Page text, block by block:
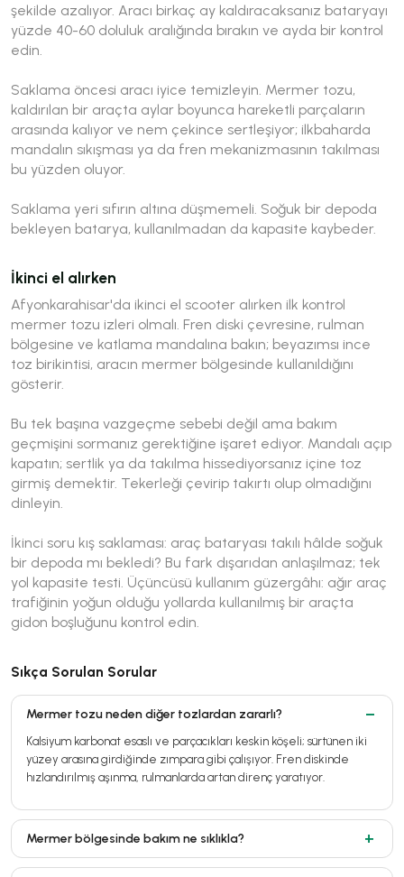
şekilde azalıyor. Aracı birkaç ay kaldıracaksanız bataryayı
yüzde 40-60 doluluk aralığında bırakın ve ayda bir kontrol
edin.
Saklama öncesi aracı iyice temizleyin. Mermer tozu,
kaldırılan bir araçta aylar boyunca hareketli parçaların
arasında kalıyor ve nem çekince sertleşiyor; ilkbaharda
mandalın sıkışması ya da fren mekanizmasının takılması
bu yüzden oluyor.
Saklama yeri sıfırın altına düşmemeli. Soğuk bir depoda
bekleyen batarya, kullanılmadan da kapasite kaybeder.
İkinci el alırken
Afyonkarahisar'da ikinci el scooter alırken ilk kontrol
mermer tozu izleri olmalı. Fren diski çevresine, rulman
bölgesine ve katlama mandalına bakın; beyazımsı ince
toz birikintisi, aracın mermer bölgesinde kullanıldığını
gösterir.
Bu tek başına vazgeçme sebebi değil ama bakım
geçmişini sormanız gerektiğine işaret ediyor. Mandalı açıp
kapatın; sertlik ya da takılma hissediyorsanız içine toz
girmiş demektir. Tekerleği çevirip takırtı olup olmadığını
dinleyin.
İkinci soru kış saklaması: araç bataryası takılı hâlde soğuk
bir depoda mı bekledi? Bu fark dışarıdan anlaşılmaz; tek
yol kapasite testi. Üçüncüsü kullanım güzergâhı: ağır araç
trafiğinin yoğun olduğu yollarda kullanılmış bir araçta
gidon boşluğunu kontrol edin.
Sıkça Sorulan Sorular
Mermer tozu neden diğer tozlardan zararlı?
Kalsiyum karbonat esaslı ve parçacıkları keskin köşeli; sürtünen iki
yüzey arasına girdiğinde zımpara gibi çalışıyor. Fren diskinde
hızlandırılmış aşınma, rulmanlarda artan direnç yaratıyor.
Mermer bölgesinde bakım ne sıklıkla?